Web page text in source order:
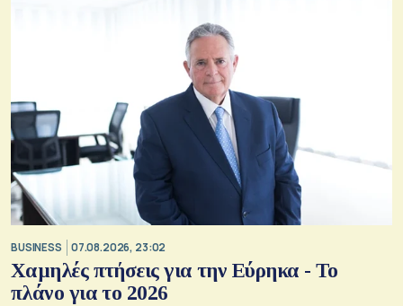
BUSINESS 07.08.2026, 23:02
Χαμηλές πτήσεις για την Εύρηκα - Το
πλάνο για το 2026